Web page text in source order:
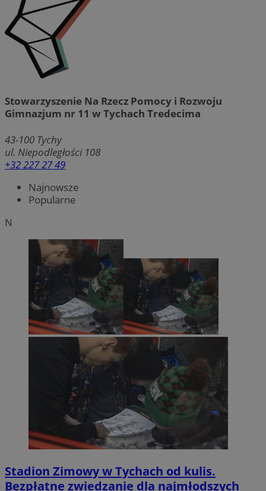
Stowarzyszenie Na Rzecz Pomocy i Rozwoju
Gimnazjum nr 11 w Tychach Tredecima
43-100 Tychy
ul. Niepodległości 108
+32 227 27 49
Najnowsze
Popularne
N
Stadion Zimowy w Tychach od kulis.
Bezpłatne zwiedzanie dla najmłodszych